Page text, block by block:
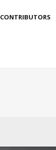
CONTRIBUTORS